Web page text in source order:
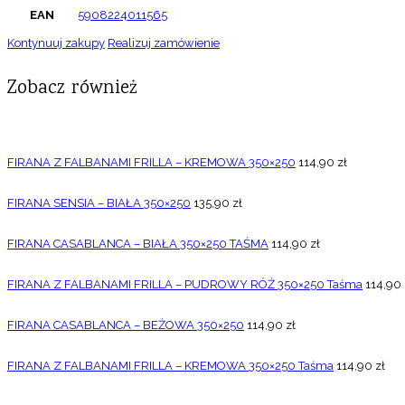
EAN 5908224011565
Kontynuuj zakupy Realizuj zamówienie
Zobacz również
FIRANA Z FALBANAMI FRILLA – KREMOWA 350×250 114,90 zł
FIRANA SENSIA – BIAŁA 350×250 135,90 zł
FIRANA CASABLANCA – BIAŁA 350×250 TAŚMA 114,90 zł
FIRANA Z FALBANAMI FRILLA – PUDROWY RÓŻ 350×250 Taśma 114,90
FIRANA CASABLANCA – BEŻOWA 350×250 114,90 zł
FIRANA Z FALBANAMI FRILLA – KREMOWA 350×250 Taśma 114,90 zł